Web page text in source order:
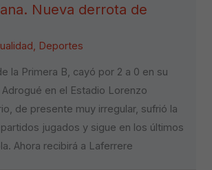
Nueva derrota de
Deportes
la Primera B, cayó por 2 a 0 en su
en el Estadio Lorenzo
de presente muy irregular, sufrió la
partidos jugados y sigue en los últimos
Ahora recibirá a Laferrere